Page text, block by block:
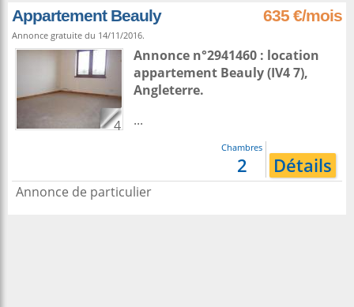
Appartement Beauly 635 €/mois
Annonce gratuite du 14/11/2016.
4
Annonce n°2941460 : location
appartement Beauly(IV4 7),
Angleterre.
...
Chambres
2 Détails
Annonce de particulier